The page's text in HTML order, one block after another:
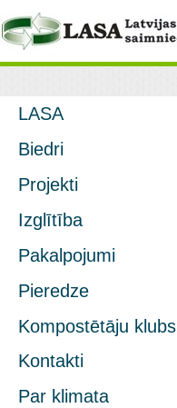
LASA
Biedri
Projekti
Izglītība
Pakalpojumi
Pieredze
Kompostētāju klubs
Kontakti
Par klimata